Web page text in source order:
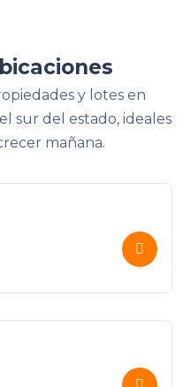
y lotes en
sur del estado, ideales
mañana.